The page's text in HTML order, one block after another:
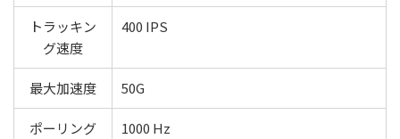
トラッキン
グ速度
400 IPS
最大加速度 50G
ポーリング
1000 Hz